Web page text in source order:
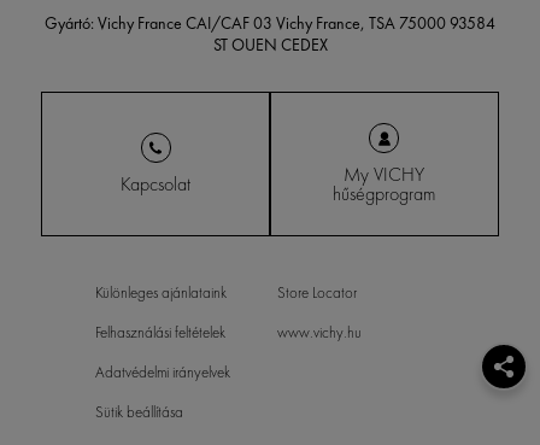
Gyártó: Vichy France CAI/CAF 03 Vichy France, TSA 75000 93584
ST OUEN CEDEX
Kapcsolat My VICHY
hűségprogram
Különleges ajánlataink
Felhasználási feltételek
Adatvédelmi irányelvek
Sütik beállítása
Store Locator
www.vichy.hu